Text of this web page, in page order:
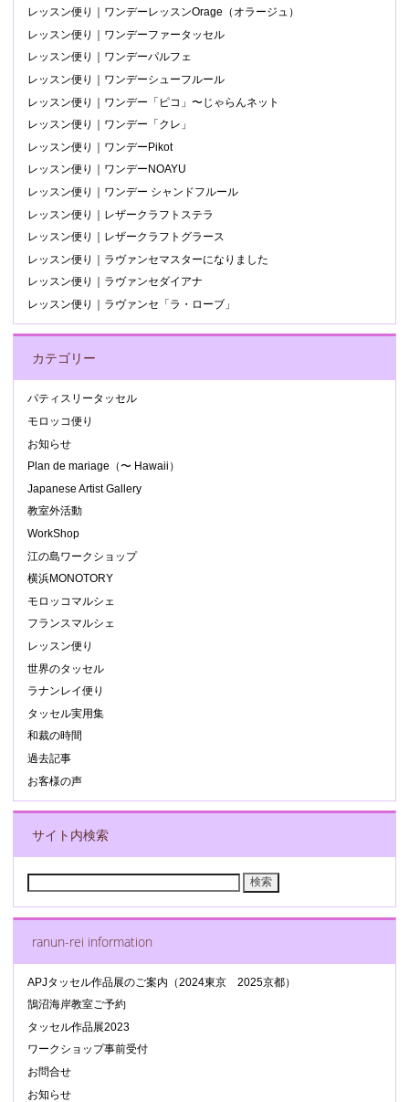
レッスン便り｜ワンデーレッスンOrage（オラージュ）
レッスン便り｜ワンデーファータッセル
レッスン便り｜ワンデーパルフェ
レッスン便り｜ワンデーシューフルール
レッスン便り｜ワンデー「ピコ」〜じゃらんネット
レッスン便り｜ワンデー「クレ」
レッスン便り｜ワンデーPikot
レッスン便り｜ワンデーNOAYU
レッスン便り｜ワンデー シャンドフルール
レッスン便り｜レザークラフトステラ
レッスン便り｜レザークラフトグラース
レッスン便り｜ラヴァンセマスターになりました
レッスン便り｜ラヴァンセダイアナ
レッスン便り｜ラヴァンセ「ラ・ローブ」
カテゴリー
パティスリータッセル
モロッコ便り
お知らせ
Plan de mariage（〜 Hawaii）
Japanese Artist Gallery
教室外活動
WorkShop
江の島ワークショップ
横浜MONOTORY
モロッコマルシェ
フランスマルシェ
レッスン便り
世界のタッセル
ラナンレイ便り
タッセル実用集
和裁の時間
過去記事
お客様の声
サイト内検索
ranun-rei information
APJタッセル作品展のご案内（2024東京 2025京都）
鵠沼海岸教室ご予約
タッセル作品展2023
ワークショップ事前受付
お問合せ
お知らせ